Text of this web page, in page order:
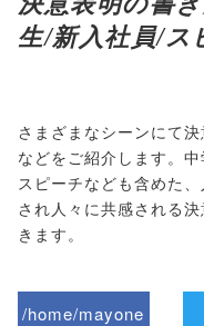
生/新入社員/ス
さまざまなシーンにて
などをご紹介します。
スピーチなども含めた
され人々に共感される
きます。
/home/mayone